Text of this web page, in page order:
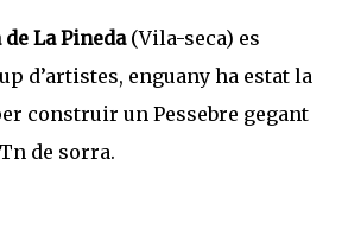
La Pineda(Vila-seca) es
d’artistes, enguany ha estat la
construir un Pessebre gegant
de sorra.